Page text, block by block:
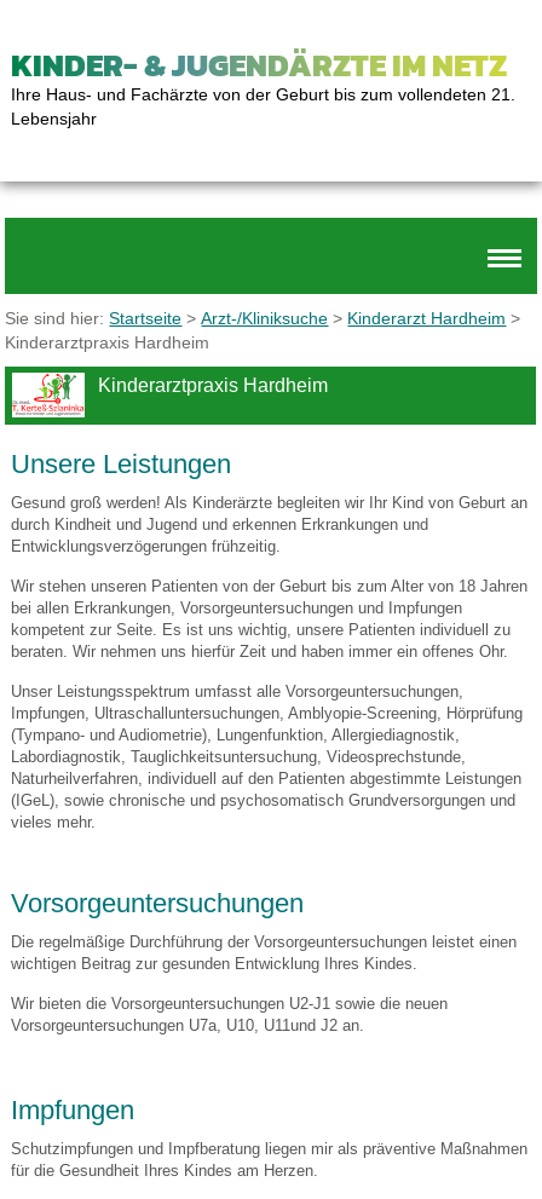
KINDER- & JUGENDÄRZTE IM NETZ
Ihre Haus- und Fachärzte von der Geburt bis zum vollendeten 21.
Lebensjahr
Sie sind hier:Startseite >Arzt-/Kliniksuche > Kinderarzt Hardheim >
Kinderarztpraxis Hardheim
Kinderarztpraxis Hardheim
Unsere Leistungen
Gesund groß werden! Als Kinderärzte begleiten wir Ihr Kind von Geburt an
durch Kindheit und Jugend und erkennen Erkrankungen und
Entwicklungsverzögerungen frühzeitig.
Wir stehen unseren Patienten von der Geburt bis zum Alter von 18 Jahren
bei allen Erkrankungen, Vorsorgeuntersuchungen und Impfungen
kompetent zur Seite. Es ist uns wichtig, unsere Patienten individuell zu
beraten. Wir nehmen uns hierfür Zeit und haben immer ein offenes Ohr.
Unser Leistungsspektrum umfasst alle Vorsorgeuntersuchungen,
Impfungen, Ultraschalluntersuchungen, Amblyopie-Screening, Hörprüfung
(Tympano- und Audiometrie), Lungenfunktion, Allergiediagnostik,
Labordiagnostik, Tauglichkeitsuntersuchung, Videosprechstunde,
Naturheilverfahren, individuell auf den Patienten abgestimmte Leistungen
(IGeL), sowie chronische und psychosomatisch Grundversorgungen und
vieles mehr.
Vorsorgeuntersuchungen
Die regelmäßige Durchführung der Vorsorgeuntersuchungen leistet einen
wichtigen Beitrag zur gesunden Entwicklung Ihres Kindes.
Wir bieten die Vorsorgeuntersuchungen U2-J1 sowie die neuen
Vorsorgeuntersuchungen U7a, U10, U11und J2 an.
Impfungen
Schutzimpfungen und Impfberatung liegen mir als präventive Maßnahmen
für die Gesundheit Ihres Kindes am Herzen.